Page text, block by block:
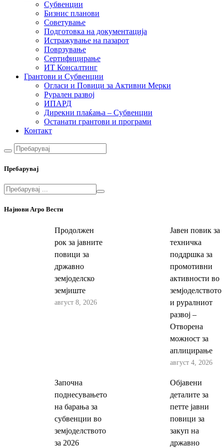
Субвенции
Бизнис планови
Советување
Подготовка на документација
Истражување на пазарот
Поврзување
Сертифицирање
ИТ Консалтинг
Грантови и Субвенции
Огласи и Повици за Активни Мерки
Рурален развој
ИПАРД
Дирекни плаќања – Субвенции
Останати грантови и програми
Контакт
Пребарувај
Најнови Агро Вести
Продолжен
рок за јавните
повици за
државно
земјоделско
земјиште
август 8, 2026
Јавен повик за
техничка
поддршка за
промотивни
активности во
земјоделството
и руралниот
развој –
Отворена
можност за
аплицирање
август 4, 2026
Започна
поднесувањето
на барања за
субвенции во
земјоделството
за 2026
Објавени
деталите за
петте јавни
повици за
закуп на
државно